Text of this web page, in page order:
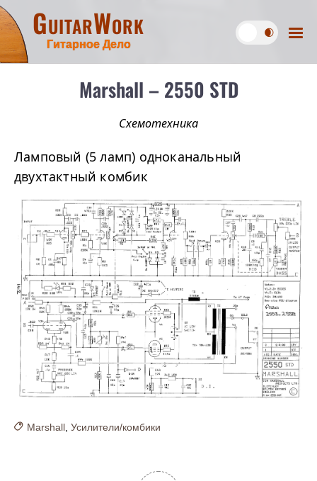
GuitarWork
Гитарное Дело
Marshall – 2550 STD
Схемотехника
Ламповый (5 ламп) одноканальный
двухтактный комбик
Marshall Усилители/комбики